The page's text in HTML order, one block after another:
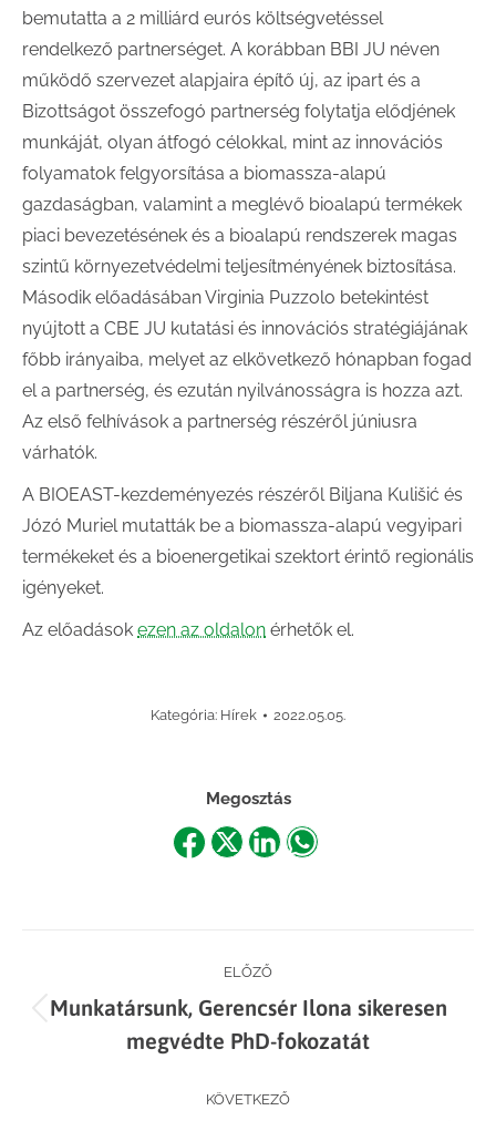
bemutatta a 2 milliárd eurós költségvetéssel
rendelkező partnerséget. A korábban BBI JU néven
működő szervezet alapjaira építő új, az ipart és a
Bizottságot összefogó partnerség folytatja elődjének
munkáját, olyan átfogó célokkal, mint az innovációs
folyamatok felgyorsítása a biomassza-alapú
gazdaságban, valamint a meglévő bioalapú termékek
piaci bevezetésének és a bioalapú rendszerek magas
szintű környezetvédelmi teljesítményének biztosítása.
Második előadásában Virginia Puzzolo betekintést
nyújtott a CBE JU kutatási és innovációs stratégiájának
főbb irányaiba, melyet az elkövetkező hónapban fogad
el a partnerség, és ezután nyilvánosságra is hozza azt.
Az első felhívások a partnerség részéről júniusra
várhatók.
A BIOEAST-kezdeményezés részéről Biljana Kulišić és
Józó Muriel mutatták be a biomassza-alapú vegyipari
termékeket és a bioenergetikai szektort érintő regionális
igényeket.
Az előadások ezen az oldalon érhetők el.
Kategória: Hírek 2022.05.05.
Megosztás
ShareShareShareShare
navigation
ELŐZŐ
Previous
post:
Munkatársunk, Gerencsér Ilona sikeresen
megvédte PhD-fokozatát
KÖVETKEZŐ